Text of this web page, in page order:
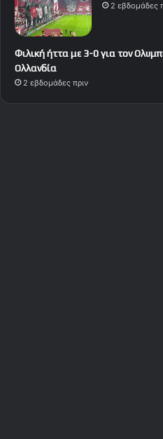
2 εβδομάδες
Φιλική ήττα με 3-0 για τον
Ολλανδία
2 εβδομάδες πριν